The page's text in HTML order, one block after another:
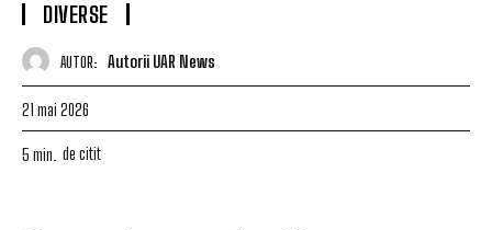
DIVERSE
AUTOR: Autorii UAR News
21 mai 2026
5 min. de citit